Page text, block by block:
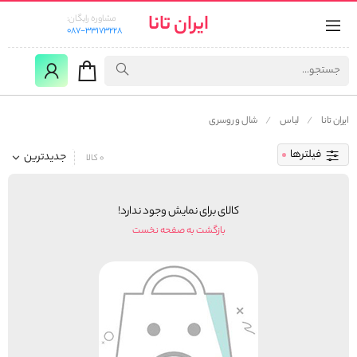
ایران تانا
مشاوره رایگان:
087-33173228
ایران تانا لباس شال و روسری
فیلترها جدیدترین 0 کالا
کالای برای نمایش وجود ندارد!
بازگشت به صفحه نخست